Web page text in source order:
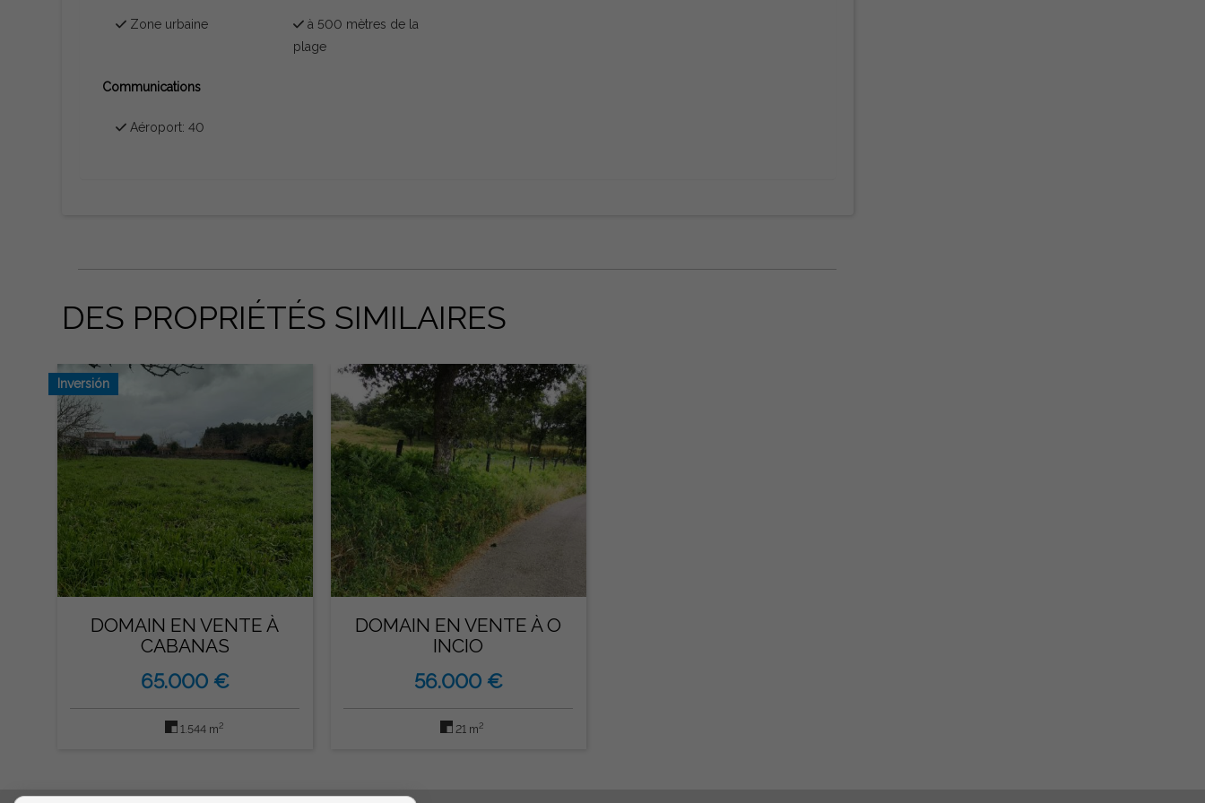
Zone urbaine
à 500 mètres de la
plage
Communications
Aéroport: 40
DES PROPRIÉTÉS SIMILAIRES
Inversión
DOMAIN EN VENTE À
CABANAS
65.000 €
1.544 m2
DOMAIN EN VENTE À O
INCIO
56.000 €
21 m2